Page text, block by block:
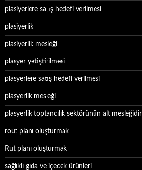
plasiyerlere satış hedefi verilmesi
plasiyerlik
plasiyerlik mesleği
plasyer yetiştirilmesi
plasyerlere satış hedefi verilmesi
plasyerlik mesleği
plasyerlik toptancılık sektörünün alt mesleğidir
rout planı oluşturmak
Rut planı oluşturmak
sağlıklı gıda ve içecek ürünleri